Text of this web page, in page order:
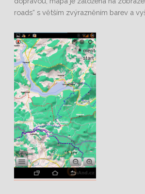
roads“ s větším zvýrazněním barev a